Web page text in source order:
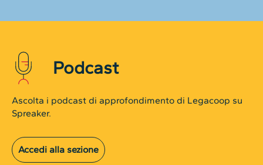
Podcast
Ascolta i podcast di approfondimento di Legacoop su
Spreaker.
Accedi alla sezione